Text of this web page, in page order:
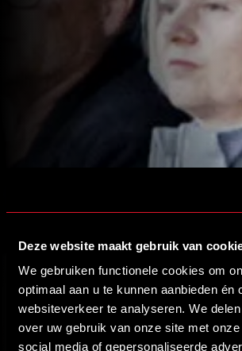
Deze website maakt gebruik van
We gebruiken functionele cookies om
optimaal aan u te kunnen aanbieden én
websiteverkeer te analyseren. We
over uw gebruik van onze site met
social media of gepersonaliseerde